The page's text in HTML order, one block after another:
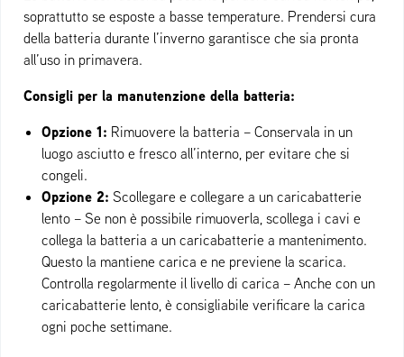
soprattutto se esposte a basse temperature. Prendersi cura
della batteria durante l’inverno garantisce che sia pronta
all’uso in primavera.
Consigli per la manutenzione della batteria:
Opzione 1: Rimuovere la batteria – Conservala in un
luogo asciutto e fresco all’interno, per evitare che si
congeli.
Opzione 2: Scollegare e collegare a un caricabatterie
lento – Se non è possibile rimuoverla, scollega i cavi e
collega la batteria a un caricabatterie a mantenimento.
Questo la mantiene carica e ne previene la scarica.
Controlla regolarmente il livello di carica – Anche con un
caricabatterie lento, è consigliabile verificare la carica
ogni poche settimane.